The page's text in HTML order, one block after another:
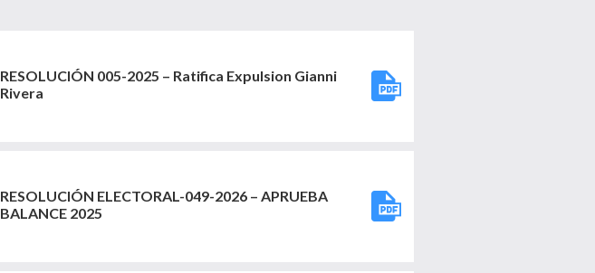
RESOLUCIÓN 005-2025 – Ratifica Expulsion Gianni
Rivera
RESOLUCIÓN ELECTORAL-049-2026 – APRUEBA
BALANCE 2025